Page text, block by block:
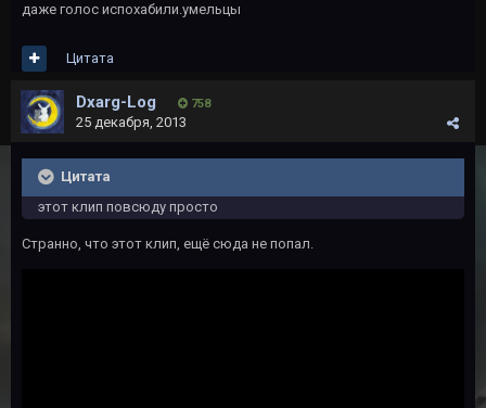
даже голос испохабили.умельцы
Цитата
Dxarg-Log 758
25 декабря, 2013
Цитата
этот клип повсюду просто
Странно, что этот клип, ещё сюда не попал.